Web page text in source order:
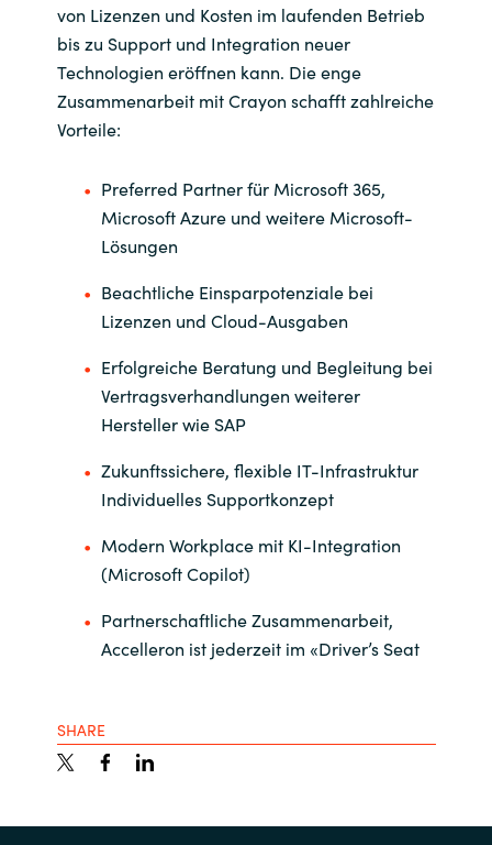
von Lizenzen und Kosten im laufenden Betrieb
bis zu Support und Integration neuer
Technologien eröffnen kann. Die enge
Zusammenarbeit mit Crayon schafft zahlreiche
Vorteile:
Preferred Partner für Microsoft 365,
Microsoft Azure und weitere Microsoft-
Lösungen
Beachtliche Einsparpotenziale bei
Lizenzen und Cloud-Ausgaben
Erfolgreiche Beratung und Begleitung bei
Vertragsverhandlungen weiterer
Hersteller wie SAP
Zukunftssichere, flexible IT-Infrastruktur
Individuelles Supportkonzept
Modern Workplace mit KI-Integration
(Microsoft Copilot)
Partnerschaftliche Zusammenarbeit,
Accelleron ist jederzeit im «Driver’s Seat
SHARE